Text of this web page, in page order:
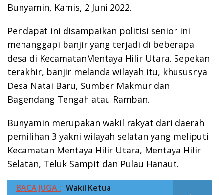
Bunyamin, Kamis, 2 Juni 2022.
Pendapat ini disampaikan politisi senior ini
menanggapi banjir yang terjadi di beberapa
desa di KecamatanMentaya Hilir Utara. Sepekan
terakhir, banjir melanda wilayah itu, khususnya
Desa Natai Baru, Sumber Makmur dan
Bagendang Tengah atau Ramban.
Bunyamin merupakan wakil rakyat dari daerah
pemilihan 3 yakni wilayah selatan yang meliputi
Kecamatan Mentaya Hilir Utara, Mentaya Hilir
Selatan, Teluk Sampit dan Pulau Hanaut.
BACA JUGA : Wakil Ketua